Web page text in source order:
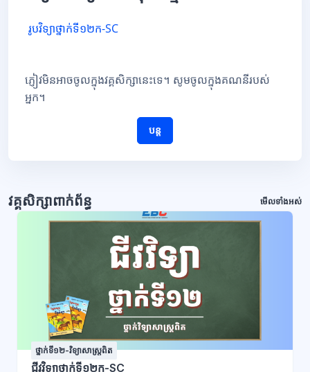
រូបវិទ្យាថ្នាក់ទី១២ក-SC
ភ្ញៀវមិនអាចចូលក្នុងវគ្គសិក្សានេះទេ។ សូមចូលក្នុងគណនីរបស់
អ្នក។
បន្ត
វគ្គសិក្សាពាក់ព័ន្ធ មើលទាំងអស់
ថ្នាក់ទី១២-វិទ្យាសាស្ដ្រពិត
ជីវវិទ្យាថ្នាក់ទី១២ក-SC